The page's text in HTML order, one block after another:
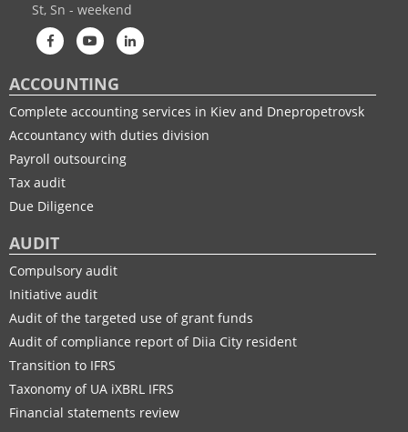
St, Sn - weekend
ACCOUNTING
Complete accounting services in Kiev and Dnepropetrovsk
Accountancy with duties division
Payroll outsourcing
Tax audit
Due Diligence
AUDIT
Compulsory audit
Initiative audit
Audit of the targeted use of grant funds
Audit of compliance report of Diia City resident
Transition to IFRS
Taxonomy of UA іXBRL IFRS
Financial statements review